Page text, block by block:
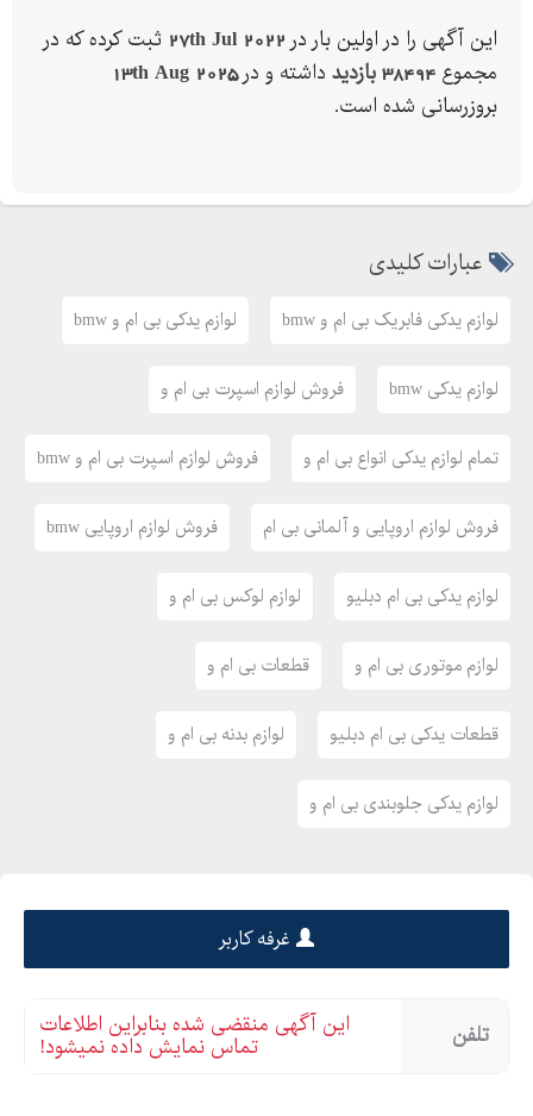
این آگهی را در اولین بار در 27th Jul 2022 ثبت کرده که در
مجموع 38494 بازدید داشته و در13th Aug 2025
بروزرسانی شده است.
عبارات کلیدی
لوازم یدکی فابریک بی ام و bmw لوازم یدکی بی ام و bmw
لوازم یدکی bmw فروش لوازم اسپرت بی ام و
تمام لوازم یدکی انواع بی ام و فروش لوازم اسپرت بی ام و bmw
فروش لوازم اروپایی و آلمانی بی ام فروش لوازم اروپایی bmw
لوازم یدکی بی ام دبلیو لوازم لوکس بی ام و
لوازم موتوری بی ام و قطعات بی ام و
قطعات یدکی بی ام دبلیو لوازم بدنه بی ام و
لوازم یدکی جلوبندی بی ام و
غرفه کاربر
تلفن این آگهی منقضی شده بنابراین اطلاعات
تماس نمایش داده نمیشود!